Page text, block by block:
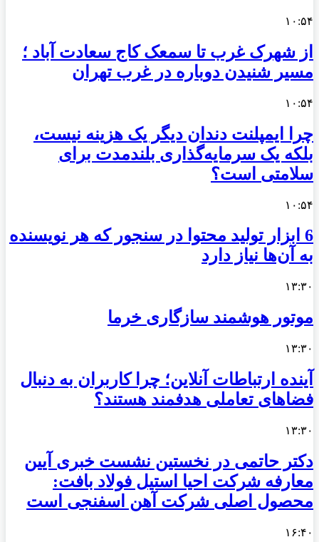
۱۰:۵۴
از شهرک غرب تا سمعک کاج سعادت آباد ؛
مسیر شنیدن دوباره در غرب تهران
۱۰:۵۴
چرا ایمپلنت دندان دیگر یک هزینه نیست،
بلکه یک سرمایه‌گذاری بلندمدت برای
سلامتی است؟
۱۰:۵۴
6 ابزار تولید محتوا در سنجور که هر نویسنده
به آن‌ها نیاز دارد
۱۳:۳۰
موتور هوشمند سازگاری خرما
۱۳:۳۰
آینده ارتباطات آنلاین؛ چرا کاربران به دنبال
فضاهای تعاملی هدفمند هستند؟
۱۳:۳۰
دکتر حاتمی در نخستین نشست خبری آیین
معارفه شرکت احیا استیل فولاد بافت:
محصول اصلی شرکت آهن اسفنجی است
۱۶:۴۰